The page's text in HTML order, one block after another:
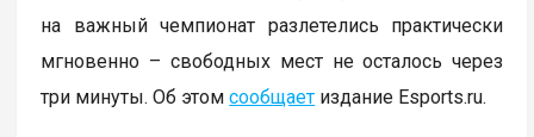
на важный чемпионат разлетелись практически
мгновенно – свободных мест не осталось через
три минуты. Об этомсообщает издание Esports.ru.